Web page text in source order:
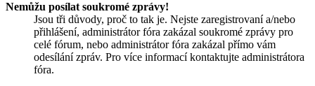
Nemůžu posílat soukromé zprávy!
Jsou tři důvody, proč to tak je. Nejste zaregistrovaní a/nebo
přihlášení, administrátor fóra zakázal soukromé zprávy pro
celé fórum, nebo administrátor fóra zakázal přímo vám
odesílání zpráv. Pro více informací kontaktujte administrátora
fóra.